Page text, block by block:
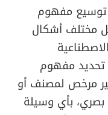
توسيع مفهوم
مختلف أشكال
تحديد مفهوم
مرخص لمصنف أو
بأي وسيلة